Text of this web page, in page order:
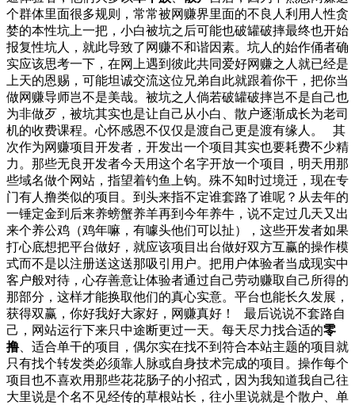
个群体里面很多规则，常常被网赚界里面的不良人利用人性贪
婪的本性坑上一把，小白被坑之后可能也破罐破摔最终也开始
报复性坑人，就此导致了网赚不和谐因素。坑人的始作俑者确
实应该思考一下，在网上遇到彼此共同爱好网赚之人就已经是
上天的恩赐，可能坦诚交流这位兄弟自此就跟着你干，把你当
做网赚导师岂不是美哉。被坑之人倘若破罐破摔岂不是自己也
为非做歹，被坑其实也是让自己从小白、散户逐渐成长为老司
机的收费课程。心怀感恩不仅仅是渡自己更是渡有缘人。 其
次作为网赚项目开发者，开发出一个项目其实也要耗费不少精
力。那些无良开发者今天用这个名字开放一个项目，明天用那
些域名做个网站，指望着钓鱼上钩。殊不知时过境迁，现在专
门有人撸类似的项目。到头来指不定谁套路了谁呢？从去年的
一锤定金到后来养螃蟹养羊再到今年养牛，说不定过几天又出
来个养公鸡（鸡年嘛，有噱头他们可以扯），这些开发者如果
打心底想把平台做好，就应该项目出台做好双方互赢的操作模
式而不是以注册送这送那吸引用户。把用户体验者当成现实中
客户般对待，心存善意让体验者通过自己劳动赚取自己所得的
那部分，这样才能换取他们的真心实意。平台也能长久发展，
获得双赢，你好我好大家好，网赚真好！ 最后说说不套路自
己，网站运行下来只中途断更过一天。每天尽力找合适的零
撸、适合单干的项目，偶尔实在找不到符合本站主题的项目就
只有找个转发类必须靠人脉或自身技术完成的项目。操作每个
项目也不喜欢用那些花花肠子的小招式，因为我知道我自己往
大里说是个名不见经传的草根站长，往小里说就是个散户、单